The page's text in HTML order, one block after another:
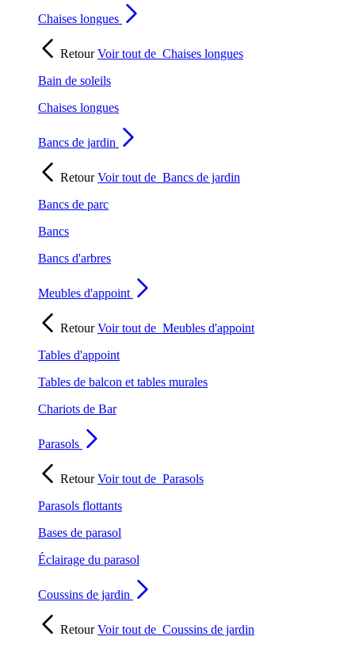
Chaises longues
RetourVoir tout de Chaises longues
Bain de soleils
Chaises longues
Bancs de jardin
RetourVoir tout de Bancs de jardin
Bancs de parc
Bancs
Bancs d'arbres
Meubles d'appoint
RetourVoir tout de Meubles d'appoint
Tables d'appoint
Tables de balcon et tables murales
Chariots de Bar
Parasols
RetourVoir tout de Parasols
Parasols flottants
Bases de parasol
Éclairage du parasol
Coussins de jardin
RetourVoir tout de Coussins de jardin